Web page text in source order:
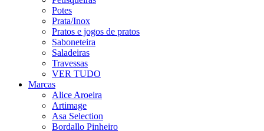
Potes
Prata/Inox
Pratos e jogos de pratos
Saboneteira
Saladeiras
Travessas
VER TUDO
Marcas
Alice Aroeira
Artimage
Asa Selection
Bordallo Pinheiro